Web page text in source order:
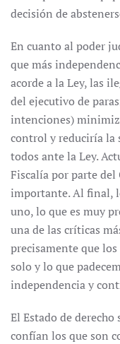
decisión de
En cuanto al poder
que más
acorde a la Ley, las
del ejecutivo de
intenciones)
control y reduciría la
todos ante la Ley.
Fiscalía por parte del
importante. Al final,
uno, lo que es muy
una de las críticas
precisamente que
solo y lo que
independencia y
El Estado de derecho
confían los que son